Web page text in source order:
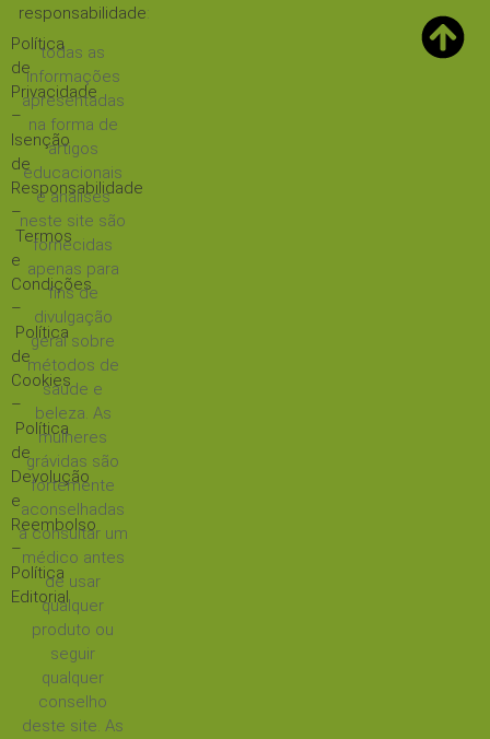
Política
de
Privacidade
–
Isenção
de
Responsabilidade
–
Termos
e
Condições
–
Política
de
Cookies
–
Política
de
Devolução
e
Reembolso
–
Política
Editorial
responsabilidade:
todas as
informações
apresentadas
na forma de
artigos
educacionais
e análises
neste site são
fornecidas
apenas para
fins de
divulgação
geral sobre
métodos de
saúde e
beleza. As
mulheres
grávidas são
fortemente
aconselhadas
a consultar um
médico antes
de usar
qualquer
produto ou
seguir
qualquer
conselho
deste site. As